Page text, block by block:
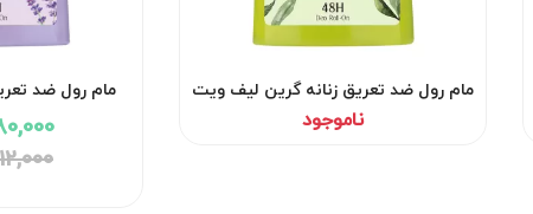
مام رول ضد تعریق زنانه گرین لیف ویت
یو
ناموجود
مام رول ضد
180,000
212,000